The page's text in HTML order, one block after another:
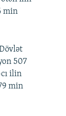
min
507
ilin
min